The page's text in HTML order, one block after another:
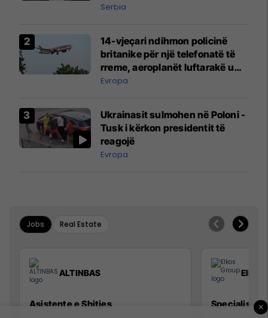
Serbia
14-vjeçari ndihmon policinë
britanike për një telefonatë të
rreme, aeroplanët luftarakë u
ngritën në ajër për të
Mançesterit
Evropa
Ukrainasit sulmohen në Poloni -
Tusk i kërkon presidentit të
reagojë
Evropa
Jobs Real Estate
ALTINBAS
Asistente e Shitjes
Elkos
Specialist ×